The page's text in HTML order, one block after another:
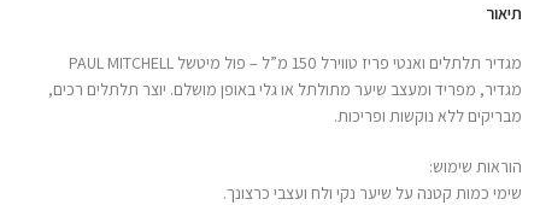
תיאור
מגדיר תלתלים ואנטי פריז טווירל 150 מ”ל – פול מיטשל PAUL MITCHELL
מגדיר, מפריד ומעצב שיער מתולתל או גלי באופן מושלם. יוצר תלתלים רכים,
מבריקים ללא נוקשות ופריכות.
הוראות שימוש:
שימי כמות קטנה על שיער נקי ולח ועצבי כרצונך.